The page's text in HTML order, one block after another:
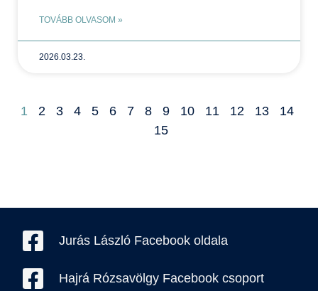
TOVÁBB OLVASOM »
2026.03.23.
1 2 3 4 5 6 7 8 9 10 11 12 13
14
15
Jurás László Facebook oldala
Hajrá Rózsavölgy Facebook csoport